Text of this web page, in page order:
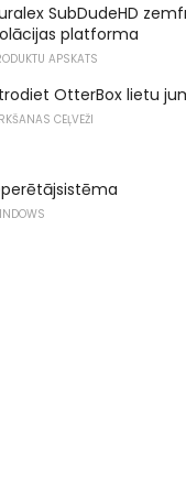
SubDudeHD
platforma
APSKATS
OtterBox lietu
CEĻVEŽI